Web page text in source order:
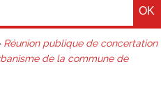
Réunion publique de concertation
de la commune de